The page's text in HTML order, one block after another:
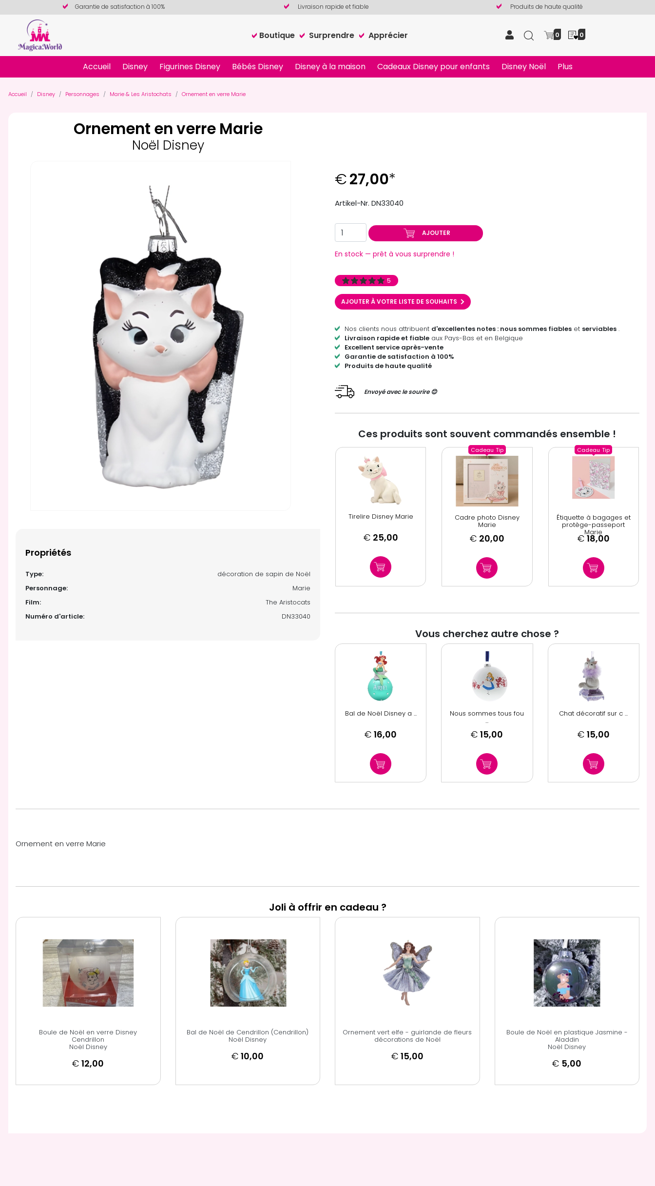
Garantie de satisfaction à 100% Livraison rapide et fiable Produits de haute qualité
Boutique Surprendre Apprécier 0 0
Accueil Disney Figurines Disney Bébés Disney Disney à la maison Cadeaux Disney pour enfants Disney Noël Plus
Accueil Disney Personnages Marie & Les Aristochats Ornement en verre Marie
Ornement en verre Marie
Noël Disney
Propriétés
Type:
décoration de sapin de Noël
Personnage:
Marie
Film:
The Aristocats
Numéro d'article:
DN33040
€27,00*
Artikel-Nr. DN33040
AJOUTER
En stock — prêt à vous surprendre !
5
AJOUTER À VOTRE LISTE DE SOUHAITS
Nos clients nous attribuent d'excellentes notes : nous sommes fiables et serviables .
Livraison rapide et fiable aux Pays-Bas et en Belgique
Excellent service après-vente
Garantie de satisfaction à 100%
Produits de haute qualité
Envoyé avec le sourire 😊
Ces produits sont souvent commandés ensemble !
Tirelire Disney Marie
€ 25,00
Cadeau Tip
Cadre photo Disney
Marie
€ 20,00
Cadeau Tip
Étiquette à bagages et
protège-passeport
Marie
€ 18,00
Vous cherchez autre chose ?
Bal de Noël Disney a ...
€ 16,00
Nous sommes tous fou
...
€ 15,00
Chat décoratif sur c ...
€ 15,00
Ornement en verre Marie
Joli à offrir en cadeau ?
Boule de Noël en verre Disney
Cendrillon
Noël Disney
€ 12,00
Bal de Noël de Cendrillon (Cendrillon)
Noël Disney
€ 10,00
Ornement vert elfe - guirlande de fleurs
décorations de Noël
€ 15,00
Boule de Noël en plastique Jasmine -
Aladdin
Noël Disney
€ 5,00